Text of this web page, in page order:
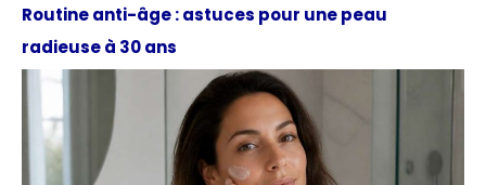
Routine anti-âge : astuces pour une peau
radieuse à 30 ans